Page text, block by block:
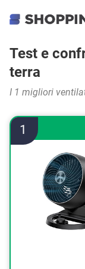
Test e
terra
I 1 migliori
1